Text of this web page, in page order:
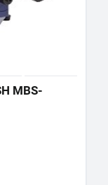
MBS-